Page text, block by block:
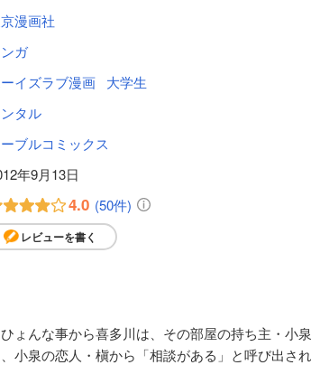
漫画社
ガ
イズラブ漫画 大学生
タル
ブルコミックス
年9月13日
4.0 (50件)
レビューを書く
ょんな事から喜多川は、その部屋の持ち主・小
小泉の恋人・槇から「相談がある」と呼び出さ